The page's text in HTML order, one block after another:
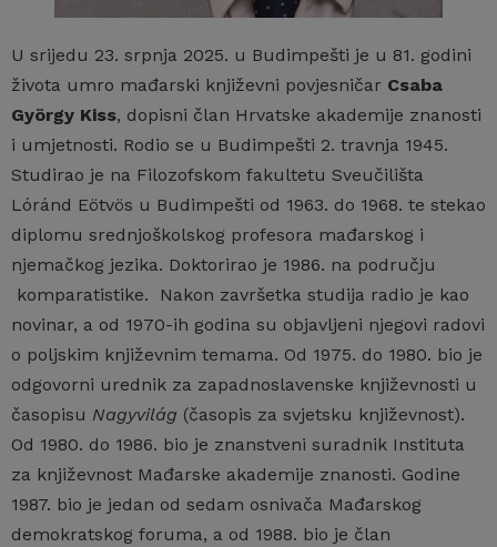
U srijedu 23. srpnja 2025. u Budimpešti je u 81. godini
života umro mađarski književni povjesničar Csaba
György Kiss, dopisni član Hrvatske akademije znanosti
i umjetnosti. Rodio se u Budimpešti 2. travnja 1945.
Studirao je na Filozofskom fakultetu Sveučilišta
Lóránd Eötvös u Budimpešti od 1963. do 1968. te stekao
diplomu srednjoškolskog profesora mađarskog i
njemačkog jezika. Doktorirao je 1986. na području
komparatistike. Nakon završetka studija radio je kao
novinar, a od 1970-ih godina su objavljeni njegovi radovi
o poljskim književnim temama. Od 1975. do 1980. bio je
odgovorni urednik za zapadnoslavenske književnosti u
časopisu Nagyvilág (časopis za svjetsku književnost).
Od 1980. do 1986. bio je znanstveni suradnik Instituta
za književnost Mađarske akademije znanosti. Godine
1987. bio je jedan od sedam osnivača Mađarskog
demokratskog foruma, a od 1988. bio je član